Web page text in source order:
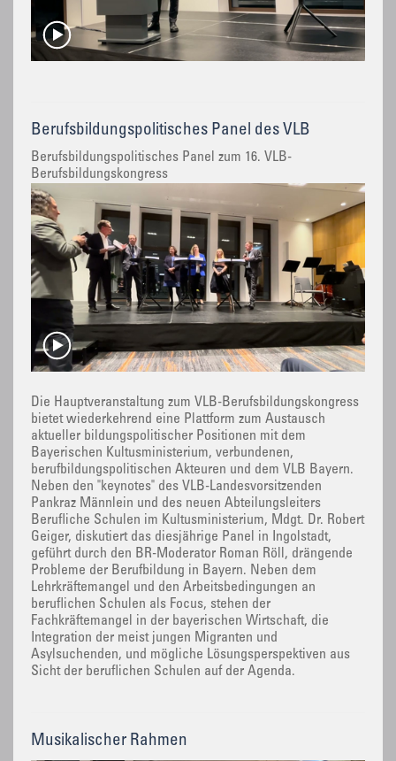
Berufsbildungspolitisches Panel des VLB
Berufsbildungspolitisches Panel zum 16. VLB-
Berufsbildungskongress
Die Hauptveranstaltung zum VLB-Berufsbildungskongress
bietet wiederkehrend eine Plattform zum Austausch
aktueller bildungspolitischer Positionen mit dem
Bayerischen Kultusministerium, verbundenen,
berufbildungspolitischen Akteuren und dem VLB Bayern.
Neben den "keynotes" des VLB-Landesvorsitzenden
Pankraz Männlein und des neuen Abteilungsleiters
Berufliche Schulen im Kultusministerium, Mdgt. Dr. Robert
Geiger, diskutiert das diesjährige Panel in Ingolstadt,
geführt durch den BR-Moderator Roman Röll, drängende
Probleme der Berufbildung in Bayern. Neben dem
Lehrkräftemangel und den Arbeitsbedingungen an
beruflichen Schulen als Focus, stehen der
Fachkräftemangel in der bayerischen Wirtschaft, die
Integration der meist jungen Migranten und
Asylsuchenden, und mögliche Lösungsperspektiven aus
Sicht der beruflichen Schulen auf der Agenda.
Musikalischer Rahmen